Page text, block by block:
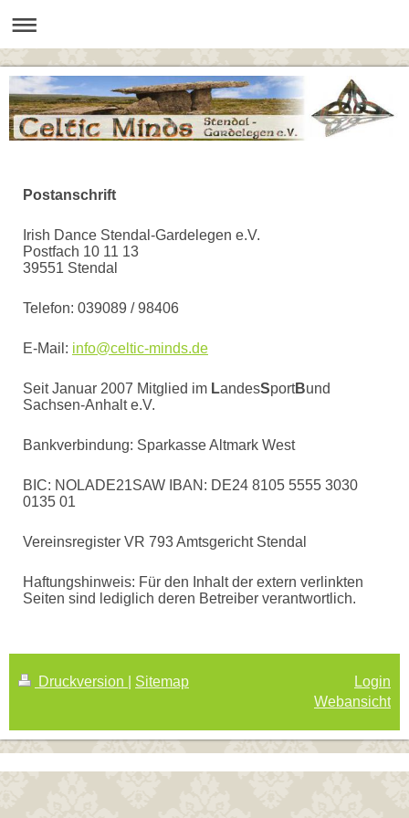
Postanschrift
Irish Dance Stendal-Gardelegen e.V.
Postfach 10 11 13
39551 Stendal
Telefon: 039089 / 98406
E-Mail: info@celtic-minds.de
Seit Januar 2007 Mitglied im LandesSportBund
Sachsen-Anhalt e.V.
Bankverbindung: Sparkasse Altmark West
BIC: NOLADE21SAW IBAN: DE24 8105 5555 3030
0135 01
Vereinsregister VR 793 Amtsgericht Stendal
Haftungshinweis: Für den Inhalt der extern verlinkten
Seiten sind lediglich deren Betreiber verantwortlich.
Druckversion Sitemap
Login
Webansicht